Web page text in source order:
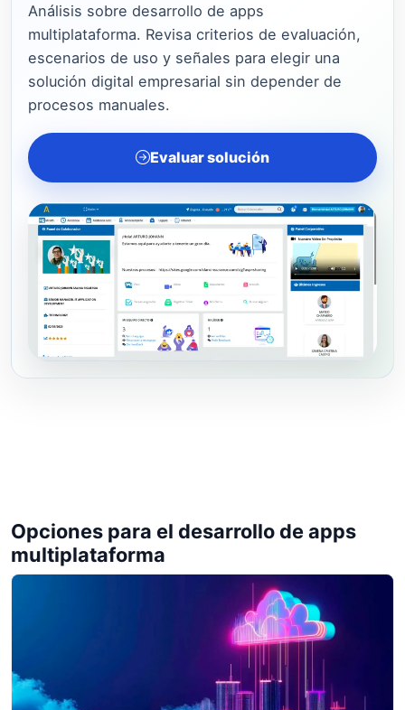
Análisis sobre desarrollo de apps
multiplataforma. Revisa criterios de evaluación,
escenarios de uso y señales para elegir una
solución digital empresarial sin depender de
procesos manuales.
Evaluar solución
Opciones para el desarrollo de apps
multiplataforma